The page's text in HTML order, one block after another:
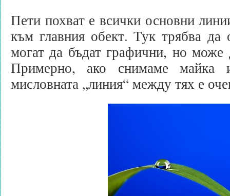
Пети похват е всички основни
към главния обект. Тук трябва да
могат да бъдат графични, но може
Примерно, ако снимаме майка
мисловната „линия“ между тях е